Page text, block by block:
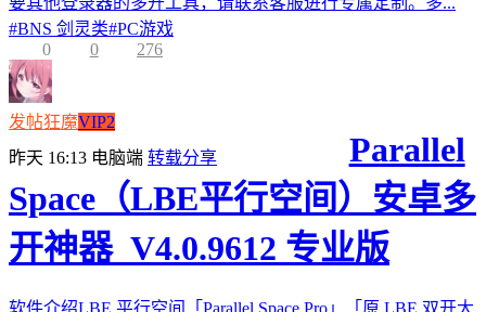
#BNS 剑灵类#PC游戏
0
0 276
发帖狂魔VIP2
昨天 16:13 电脑端 转载分享
Parallel
Space（LBE平行空间）安卓多
开神器_V4.0.9612 专业版
软件介绍LBE 平行空间「Parallel Space Pro」「原 LBE 双开大